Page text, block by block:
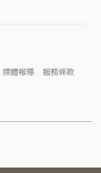
媒體報導
服務條款